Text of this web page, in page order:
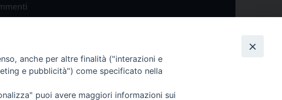
anche per altre finalità ("interazioni e
e pubblicità") come specificato nella
puoi avere maggiori informazioni sui